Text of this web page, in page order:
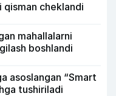
cheklandi
mahallalarni
boshlandi
asoslangan “Smart
tushiriladi